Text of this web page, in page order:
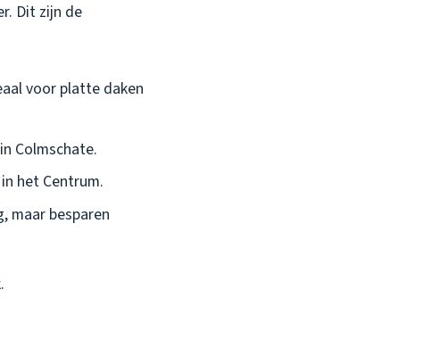
Dit zijn de
voor platte daken
Colmschate.
het Centrum.
maar besparen